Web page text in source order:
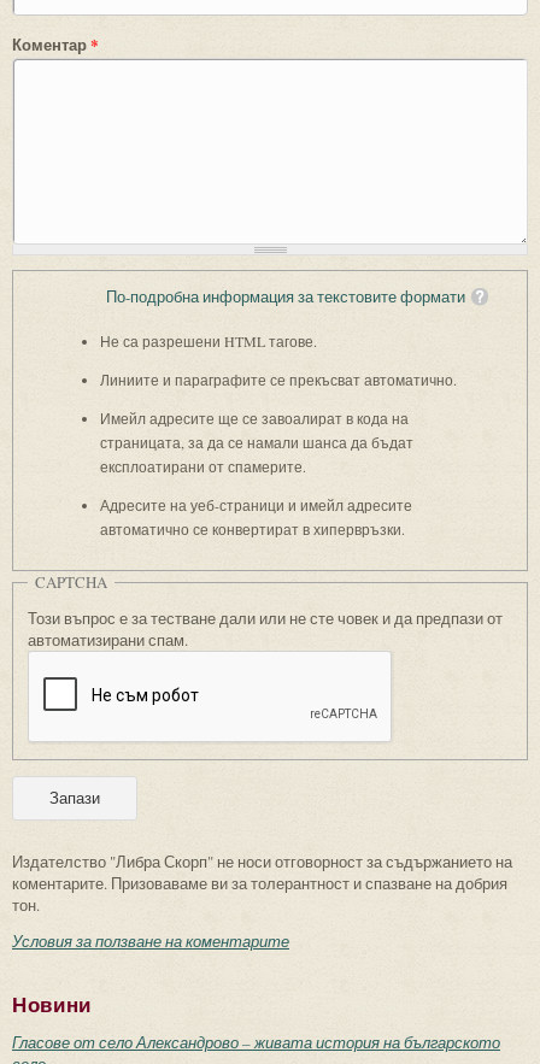
Коментар*
По-подробна информация за текстовите формати
Не са разрешени HTML тагове.
Линиите и параграфите се прекъсват автоматично.
Имейл адресите ще се завоалират в кода на
страницата, за да се намали шанса да бъдат
експлоатирани от спамерите.
Адресите на уеб-страници и имейл адресите
автоматично се конвертират в хипервръзки.
CAPTCHA
Този въпрос е за тестване дали или не сте човек и да предпази от
автоматизирани спам.
Издателство "Либра Скорп" не носи отговорност за съдържанието на
коментарите. Призоваваме ви за толерантност и спазване на добрия
тон.
Условия за ползване на коментарите
Новини
Гласове от село Александрово – живата история на българското